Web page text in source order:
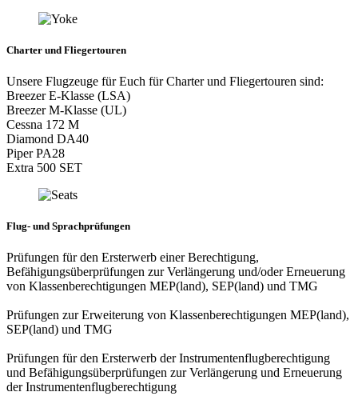
Charter und Fliegertouren
Unsere Flugzeuge für Euch für Charter und Fliegertouren sind:
Breezer E-Klasse (LSA)
Breezer M-Klasse (UL)
Cessna 172 M
Diamond DA40
Piper PA28
Extra 500 SET
Flug- und Sprachprüfungen
Prüfungen für den Ersterwerb einer Berechtigung,
Befähigungsüberprüfungen zur Verlängerung und/oder Erneuerung
von Klassenberechtigungen MEP(land), SEP(land) und TMG
Prüfungen zur Erweiterung von Klassenberechtigungen MEP(land),
SEP(land) und TMG
Prüfungen für den Ersterwerb der Instrumentenflugberechtigung
und Befähigungsüberprüfungen zur Verlängerung und Erneuerung
der Instrumentenflugberechtigung